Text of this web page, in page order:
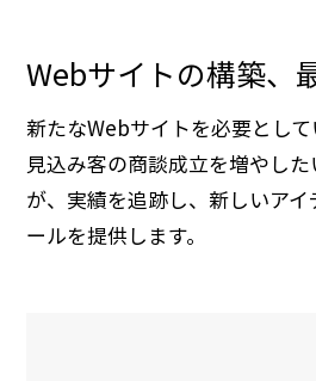
Webサイトの構築、
新たなWebサイトを必要とし
見込み客の商談成立を増やし
が、実績を追跡し、新しいア
ールを提供します。